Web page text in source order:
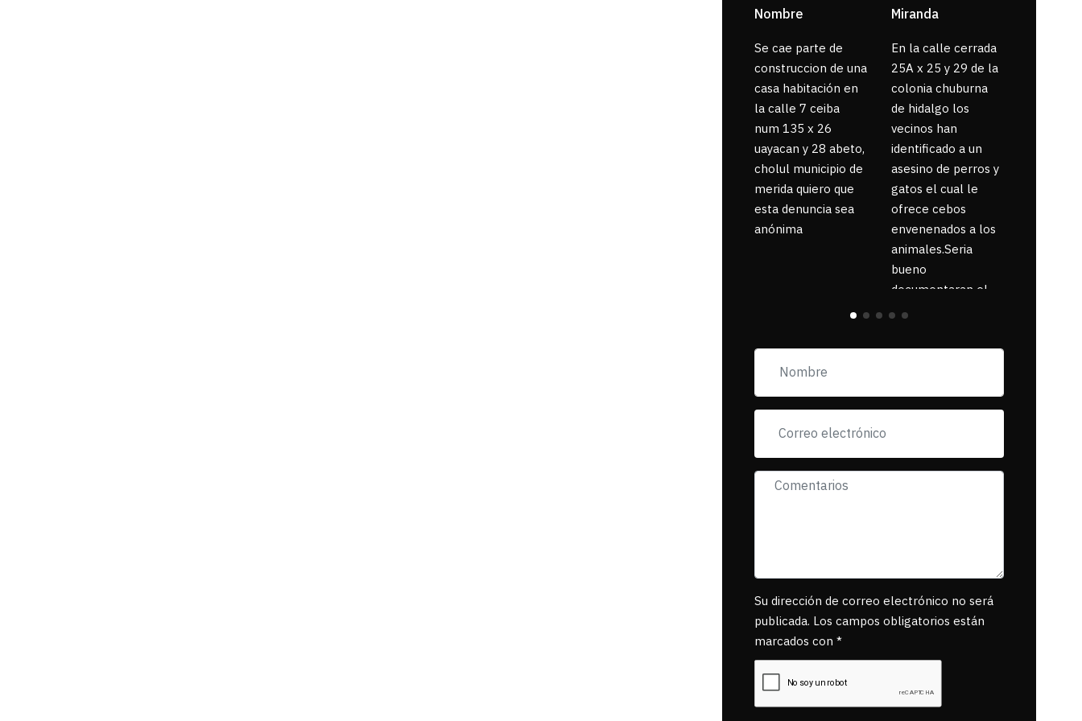
Nombre
Se cae parte de
construccion de una
casa habitación en
la calle 7 ceiba
num 135 x 26
uayacan y 28 abeto,
cholul municipio de
merida quiero que
esta denuncia sea
anónima
Miranda
En la calle cerrada
25A x 25 y 29 de la
colonia chuburna
de hidalgo los
vecinos han
identificado a un
asesino de perros y
gatos el cual le
ofrece cebos
envenenados a los
animales.Seria
bueno
documentaran el
suceso ya que la
pancartas de
exigiendo al asesino
se reponsanbilice
Su dirección de correo electrónico no será
publicada. Los campos obligatorios están
marcados con *